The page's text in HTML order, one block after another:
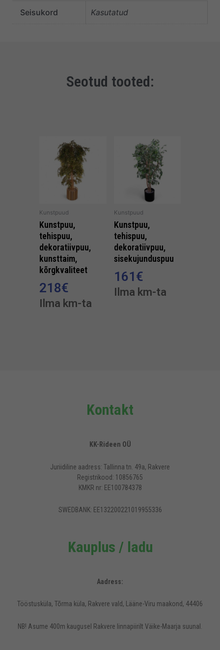
Seisukord Kasutatud
Seotud tooted:
Kunstpuud
Kunstpuu,
tehispuu,
dekoratiivpuu,
kunsttaim,
kõrgkvaliteet
218€
Ilma km-ta
Kunstpuud
Kunstpuu,
tehispuu,
dekoratiivpuu,
sisekujunduspuu
161€
Ilma km-ta
Kontakt
KK-Rideen OÜ
Juriidiline aadress: Tallinna tn. 49a, Rakvere
Registrikood: 10856765
KMKR nr: EE100784378
SWEDBANK: EE132200221019955336
Kauplus / ladu
Aadress:
Tööstusküla, Tõrma küla, Rakvere vald, Lääne-Viru maakond, 44406
NB! Asume 400m kaugusel Rakvere linnapiirilt Väike-Maarja suunal.